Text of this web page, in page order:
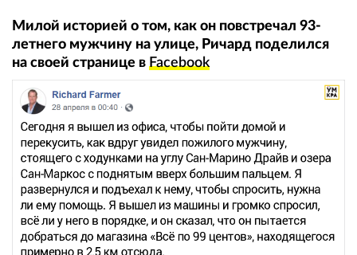
Милой историей о том, как он повстречал 93-
летнего мужчину на улице, Ричард поделился
на своей странице в Facebook